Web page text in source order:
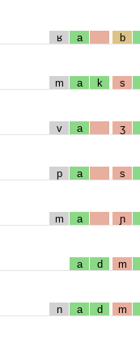
ʁ a b
m a k s
v a ʒ
p a s
m a ɲ
a d m
n a d m